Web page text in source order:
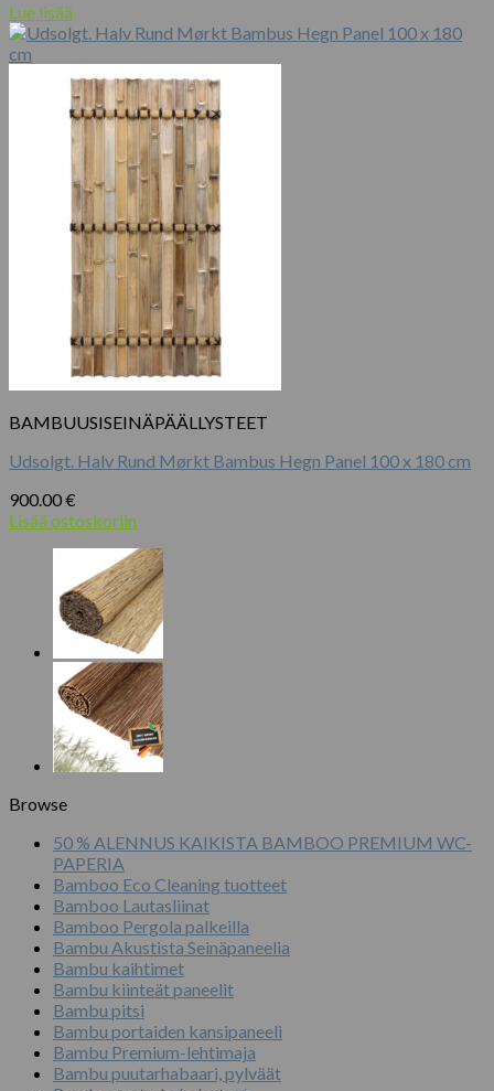
Lue lisää
BAMBUUSISEINÄPÄÄLLYSTEET
Udsolgt. Halv Rund Mørkt Bambus Hegn Panel 100 x 180 cm
900.00€
Lisää ostoskoriin
Browse
50 % ALENNUS KAIKISTA BAMBOO PREMIUM WC-
PAPERIA
Bamboo Eco Cleaning tuotteet
Bamboo Lautasliinat
Bamboo Pergola palkeilla
Bambu Akustista Seinäpaneelia
Bambu kaihtimet
Bambu kiinteät paneelit
Bambu pitsi
Bambu portaiden kansipaneeli
Bambu Premium-lehtimaja
Bambu puutarhabaari, pylväät